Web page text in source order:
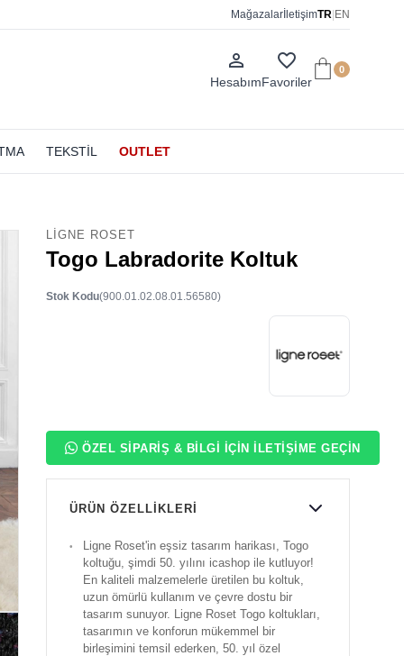
Mağazalar İletişimTR EN
person_outline
Hesabım
favorite_border
Favoriler
0
TEKSTİL OUTLET
LIGNE ROSET
Togo Labradorite Koltuk
(900.01.02.08.01.56580)
Stok Kodu
ÖZEL SIPARIŞ & BILGI İÇIN İLETIŞIME GEÇIN
ÜRÜN ÖZELLIKLERI
Ligne Roset'in eşsiz tasarım harikası, Togo
koltuğu, şimdi 50. yılını icashop ile kutluyor!
En kaliteli malzemelerle üretilen bu koltuk,
uzun ömürlü kullanım ve çevre dostu bir
tasarım sunuyor. Ligne Roset Togo koltukları,
tasarımın ve konforun mükemmel bir
birleşimini temsil ederken, 50. yıl özel